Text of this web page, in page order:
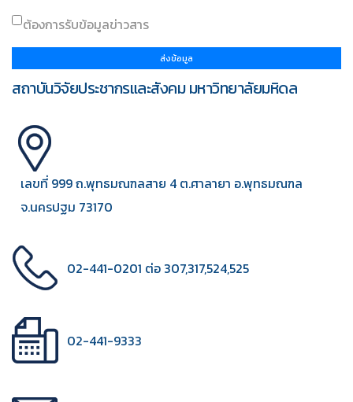
ต้องการรับข้อมูลข่าวสาร
ส่งข้อมูล
สถาบันวิจัยประชากรและสังคม มหาวิทยาลัยมหิดล
เลขที่ 999 ถ.พุทธมณฑลสาย 4 ต.ศาลายา อ.พุทธมณฑล
จ.นครปฐม 73170
02-441-0201 ต่อ 307,317,524,525
02-441-9333